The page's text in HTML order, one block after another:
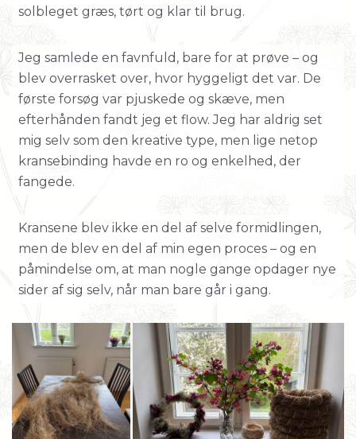
solbleget græs, tørt og klar til brug.
Jeg samlede en favnfuld, bare for at prøve – og
blev overrasket over, hvor hyggeligt det var. De
første forsøg var pjuskede og skæve, men
efterhånden fandt jeg et flow. Jeg har aldrig set
mig selv som den kreative type, men lige netop
kransebinding havde en ro og enkelhed, der
fangede.
Kransene blev ikke en del af selve formidlingen,
men de blev en del af min egen proces – og en
påmindelse om, at man nogle gange opdager nye
sider af sig selv, når man bare går i gang.